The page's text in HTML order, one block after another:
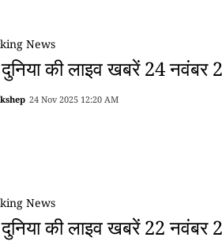
News
की लाइव खबरें 24
24 Nov 2025 12:20 AM
News
की लाइव खबरें 22